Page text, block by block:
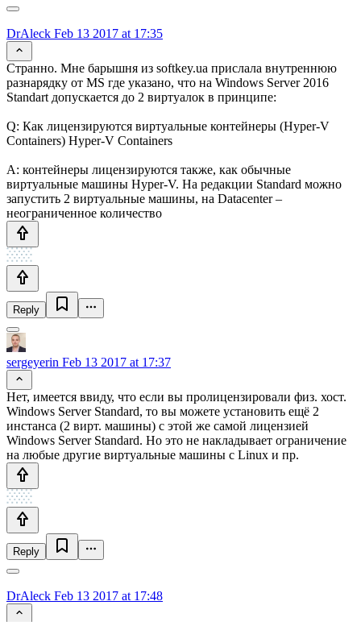
DrAleck Feb 13 2017 at 17:35
Странно. Мне барышня из softkey.ua прислала внутреннюю
разнарядку от MS где указано, что на Windows Server 2016
Standart допускается до 2 виртуалок в принципе:
Q: Как лицензируются виртуальные контейнеры (Hyper-V
Containers) Hyper-V Containers
A: контейнеры лицензируются также, как обычные
виртуальные машины Hyper-V. На редакции Standard можно
запустить 2 виртуальные машины, на Datacenter –
неограниченное количество
Reply
sergeyerin Feb 13 2017 at 17:37
Нет, имеется ввиду, что если вы пролицензировали физ. хост.
Windows Server Standard, то вы можете установить ещё 2
инстанса (2 вирт. машины) с этой же самой лицензией
Windows Server Standard. Но это не накладывает ограничение
на любые другие виртуальные машины с Linux и пр.
Reply
DrAleck Feb 13 2017 at 17:48